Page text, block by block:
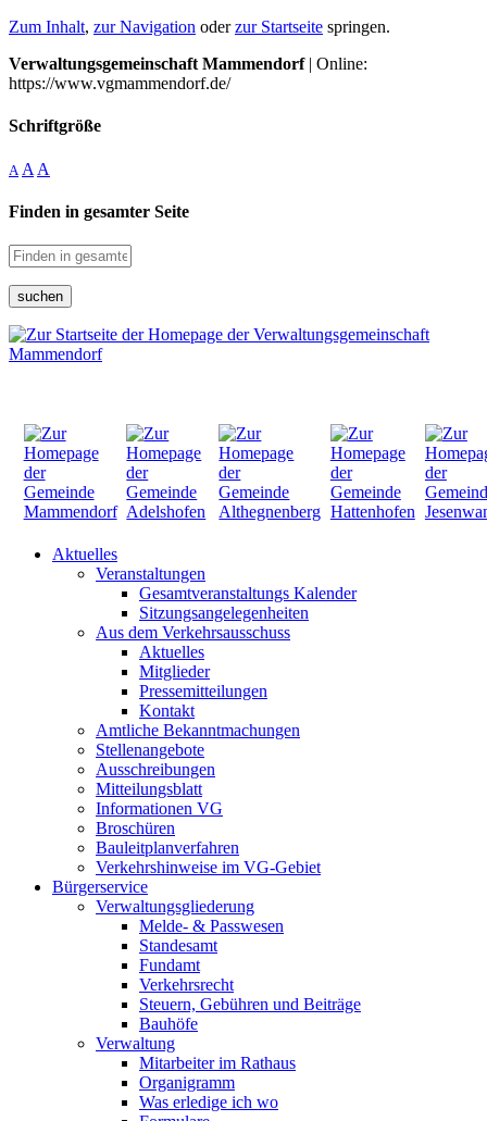
Zum Inhalt, zur Navigation oderzur Startseite springen.
Verwaltungsgemeinschaft Mammendorf| Online:
https://www.vgmammendorf.de/
Schriftgröße
A A A
Finden in gesamter Seite
suchen
Aktuelles
Veranstaltungen
Gesamtveranstaltungs Kalender
Sitzungsangelegenheiten
Aus dem Verkehrsausschuss
Aktuelles
Mitglieder
Pressemitteilungen
Kontakt
Amtliche Bekanntmachungen
Stellenangebote
Ausschreibungen
Mitteilungsblatt
Informationen VG
Broschüren
Bauleitplanverfahren
Verkehrshinweise im VG-Gebiet
Bürgerservice
Verwaltungsgliederung
Melde- & Passwesen
Standesamt
Fundamt
Verkehrsrecht
Steuern, Gebühren und Beiträge
Bauhöfe
Verwaltung
Mitarbeiter im Rathaus
Organigramm
Was erledige ich wo